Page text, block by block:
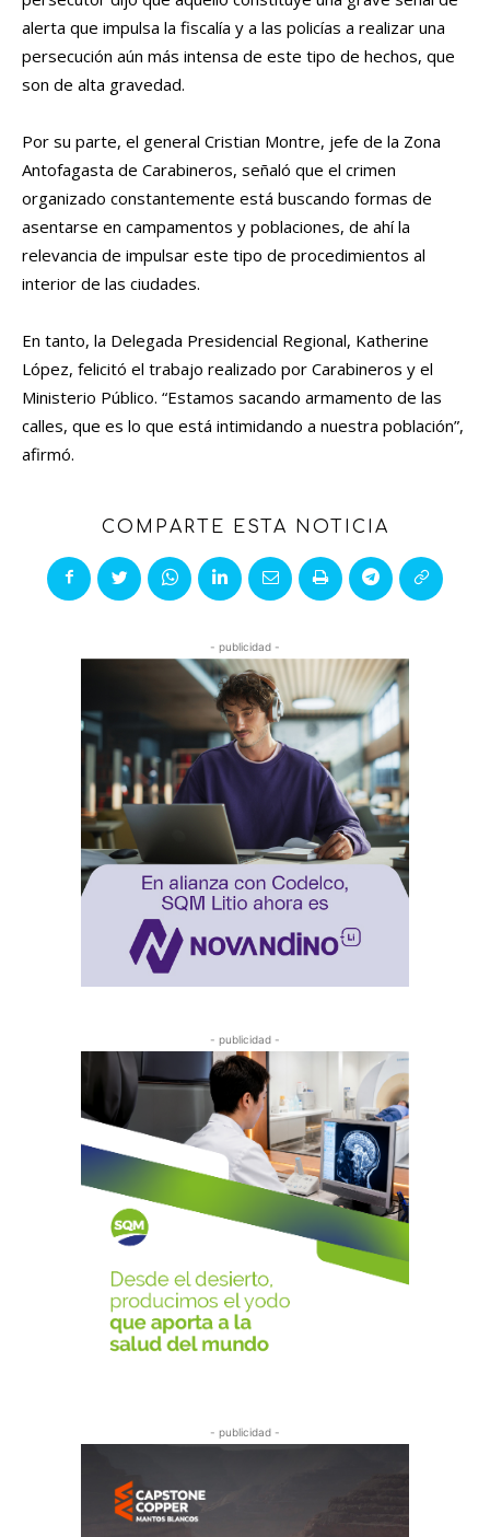
alerta que impulsa la fiscalía y a las policías a realizar una
persecución aún más intensa de este tipo de hechos, que
son de alta gravedad.
Por su parte, el general Cristian Montre, jefe de la Zona
Antofagasta de Carabineros, señaló que el crimen
organizado constantemente está buscando formas de
asentarse en campamentos y poblaciones, de ahí la
relevancia de impulsar este tipo de procedimientos al
interior de las ciudades.
En tanto, la Delegada Presidencial Regional, Katherine
López, felicitó el trabajo realizado por Carabineros y el
Ministerio Público. “Estamos sacando armamento de las
calles, que es lo que está intimidando a nuestra población”,
afirmó.
COMPARTE ESTA NOTICIA
- publicidad -
- publicidad -
- publicidad -